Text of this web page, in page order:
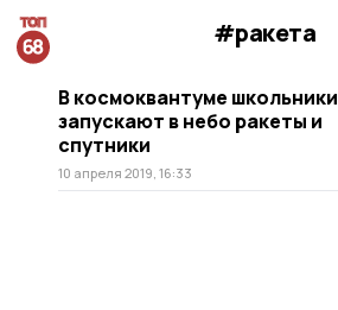
#ракета
В космоквантуме школьники
запускают в небо ракеты и
спутники
10 апреля 2019, 16:33